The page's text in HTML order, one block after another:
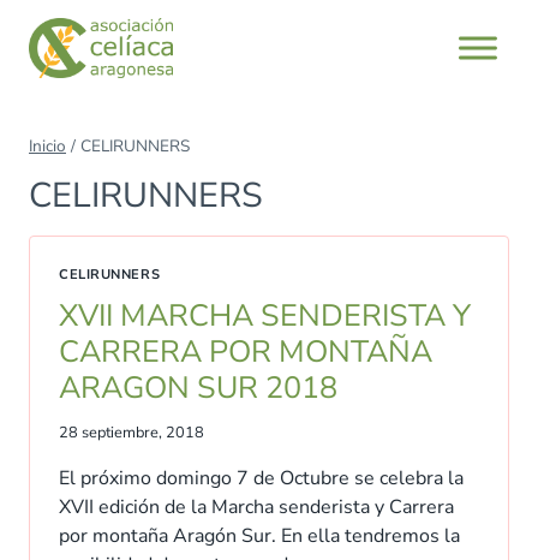
Saltar
contenido
Inicio / CELIRUNNERS
CELIRUNNERS
CELIRUNNERS
XVII MARCHA SENDERISTA Y
CARRERA POR MONTAÑA
ARAGON SUR 2018
28 septiembre, 2018
El próximo domingo 7 de Octubre se celebra la
XVII edición de la Marcha senderista y Carrera
por montaña Aragón Sur. En ella tendremos la